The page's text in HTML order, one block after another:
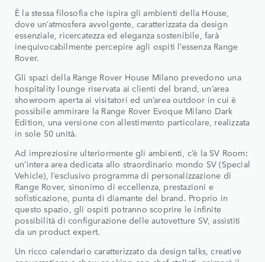
È la stessa filosofia che ispira gli ambienti della House,
dove un’atmosfera avvolgente, caratterizzata da design
essenziale, ricercatezza ed eleganza sostenibile, farà
inequivocabilmente percepire agli ospiti l’essenza Range
Rover.
Gli spazi della Range Rover House Milano prevedono una
hospitality lounge riservata ai clienti del brand, un’area
showroom aperta ai visitatori ed un’area outdoor in cui è
possibile ammirare la Range Rover Evoque Milano Dark
Edition, una versione con allestimento particolare, realizzata
in sole 50 unità.
Ad impreziosire ulteriormente gli ambienti, c’è la SV Room:
un’intera area dedicata allo straordinario mondo SV (Special
Vehicle), l’esclusivo programma di personalizzazione di
Range Rover, sinonimo di eccellenza, prestazioni e
sofisticazione, punta di diamante del brand. Proprio in
questo spazio, gli ospiti potranno scoprire le infinite
possibilità di configurazione delle autovetture SV, assistiti
da un product expert.
Un ricco calendario caratterizzato da design talks, creative